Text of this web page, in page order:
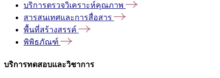
บริการตรวจวิเคราะห์คุณภาพ
สารสนเทศและการสื่อสาร
พื้นที่สร้างสรรค์
พิพิธภัณฑ์
บริการทดสอบและวิชาการ